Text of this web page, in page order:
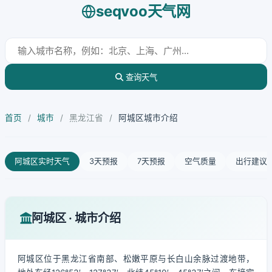
seqvoo天气网
查询天气
首页 / 城市 / 黑龙江省 / 阿城区城市介绍
阿城区实时天气 3天预报 7天预报 空气质量 出行建议
阿城区 · 城市介绍
阿城区位于黑龙江省南部、松嫩平原与长白山余脉过渡地带，